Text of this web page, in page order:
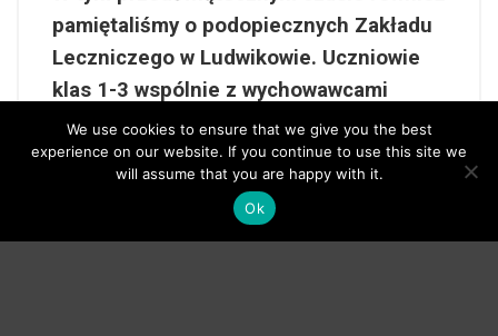
pamiętaliśmy o podopiecznych Zakładu
Leczniczego w Ludwikowie. Uczniowie
klas 1-3 wspólnie z wychowawcami
przygotowali w prezencie dla seniorów
pięknie przystrojone „szyszkowe”
choineczki, które w dniu 13 listopada
zostały im podarowane. Były nie tylko
We use cookies to ensure that we give you the best
experience on our website. If you continue to use this site we
will assume that you are happy with it.
Ok